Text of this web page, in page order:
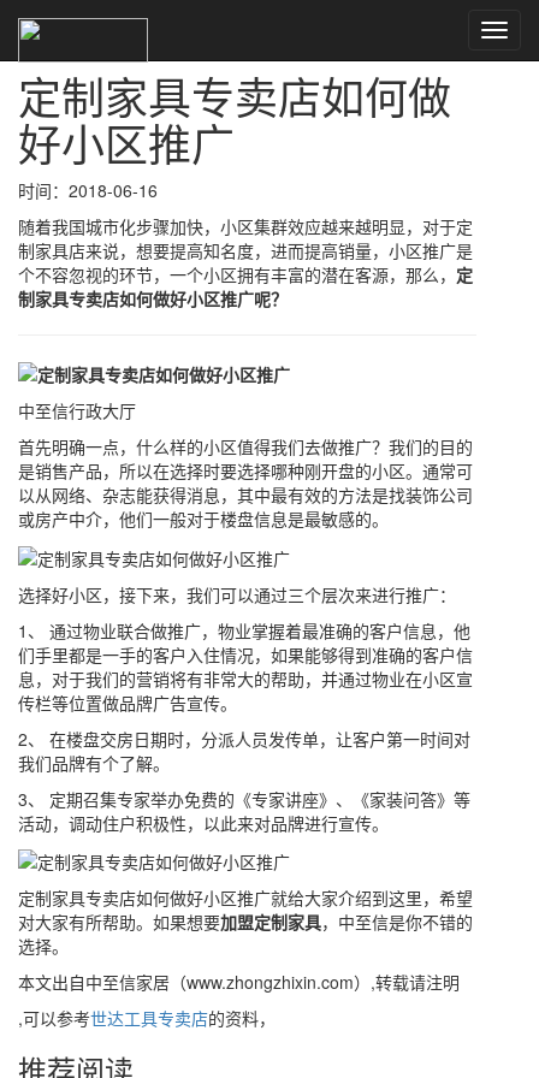
首页
定制家具专卖店如何做
好小区推广
时间：2018-06-16
随着我国城市化步骤加快，小区集群效应越来越明显，对于定
制家具店来说，想要提高知名度，进而提高销量，小区推广是
个不容忽视的环节，一个小区拥有丰富的潜在客源，那么， 定
制家具专卖店如何做好小区推广呢？
中至信行政大厅
首先明确一点，什么样的小区值得我们去做推广？我们的目的
是销售产品，所以在选择时要选择哪种刚开盘的小区。通常可
以从网络、杂志能获得消息，其中最有效的方法是找装饰公司
或房产中介，他们一般对于楼盘信息是最敏感的。
选择好小区，接下来，我们可以通过三个层次来进行推广：
1、 通过物业联合做推广，物业掌握着最准确的客户信息，他
们手里都是一手的客户入住情况，如果能够得到准确的客户信
息，对于我们的营销将有非常大的帮助，并通过物业在小区宣
传栏等位置做品牌广告宣传。
2、 在楼盘交房日期时，分派人员发传单，让客户第一时间对
我们品牌有个了解。
3、 定期召集专家举办免费的《专家讲座》、《家装问答》等
活动，调动住户积极性，以此来对品牌进行宣传。
定制家具专卖店如何做好小区推广就给大家介绍到这里，希望
对大家有所帮助。如果想要加盟定制家具，中至信是你不错的
选择。
本文出自中至信家居（www.zhongzhixin.com）,转载请注明
,可以参考世达工具专卖店的资料，
推荐阅读